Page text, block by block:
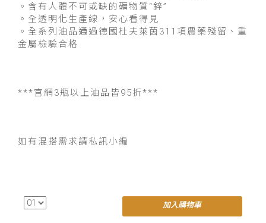
。含有人體不可或缺的礦物質“鋅”
。全透明化生產線，安心看得見
。全系列油品通過德國杜夫萊茵311項農藥殘留、重
金屬檢驗合格
***官網3瓶以上油品皆95折***
如有混搭需求請私訊小編
加入購物車